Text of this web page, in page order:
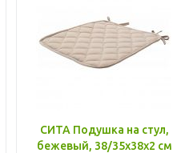
СИТА Подушка на стул,
бежевый, 38/35x38x2 см